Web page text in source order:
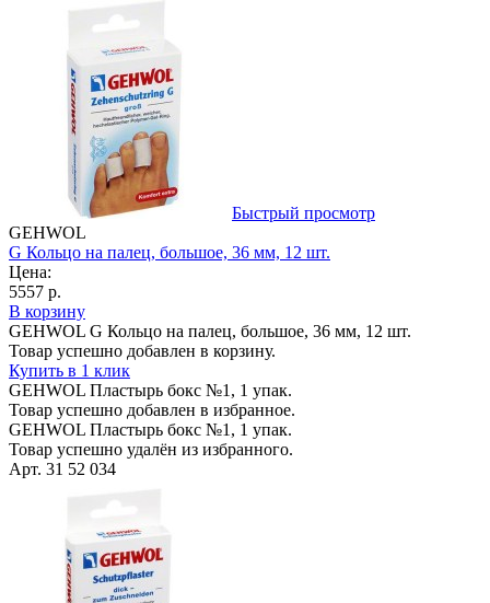
Быстрый просмотр
GEHWOL
G Кольцо на палец, большое, 36 мм, 12 шт.
Цена:
5557 р.
В корзину
GEHWOL G Кольцо на палец, большое, 36 мм, 12 шт.
Товар успешно добавлен в корзину.
Купить в 1 клик
GEHWOL Пластырь бокс №1, 1 упак.
Товар успешно добавлен в избранное.
GEHWOL Пластырь бокс №1, 1 упак.
Товар успешно удалён из избранного.
Арт. 31 52 034